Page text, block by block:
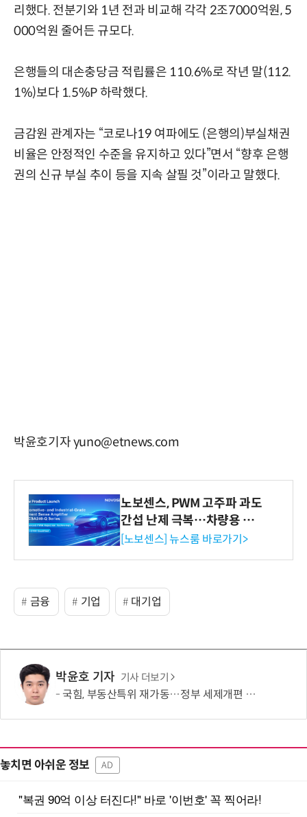
리했다. 전분기와 1년 전과 비교해 각각 2조7000억원, 5
000억원 줄어든 규모다.
은행들의 대손충당금 적립률은 110.6%로 작년 말(112.
1%)보다 1.5%P 하락했다.
금감원 관계자는 “코로나19 여파에도 (은행의)부실채권
비율은 안정적인 수준을 유지하고 있다”면서 “향후 은행
권의 신규 부실 추이 등을 지속 살필 것”이라고 말했다.
박윤호기자 yuno@etnews.com
노보센스, PWM 고주파 과도
간섭 난제 극복…차량용 전
류 감지 증폭기
[노보센스] 뉴스룸 바로가기>
금융 기업 대기업
박윤호 기자 기사 더보기
국힘, 부동산특위 재가동…정부 세제개편 대응 본격화
놓치면 아쉬운 정보 AD